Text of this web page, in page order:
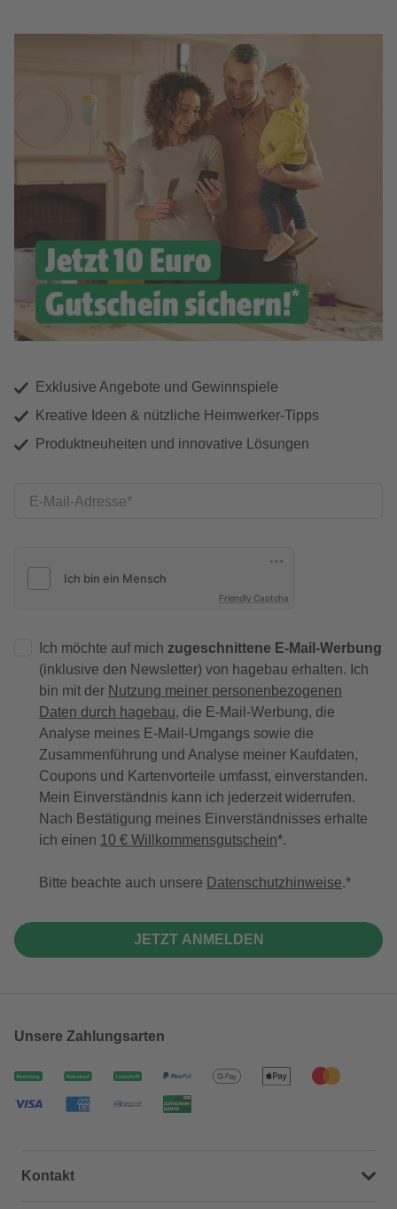
Exklusive Angebote und Gewinnspiele
Kreative Ideen & nützliche Heimwerker-Tipps
Produktneuheiten und innovative Lösungen
E-Mail-Adresse
Friendly Captcha
Ich möchte auf mich zugeschnittene E-Mail-Werbung
(inklusive den Newsletter) von hagebau erhalten. Ich
bin mit der Nutzung meiner personenbezogenen
Daten durch hagebau, die E-Mail-Werbung, die
Analyse meines E-Mail-Umgangs sowie die
Zusammenführung und Analyse meiner Kaufdaten,
Coupons und Kartenvorteile umfasst, einverstanden.
Mein Einverständnis kann ich jederzeit widerrufen.
Nach Bestätigung meines Einverständnisses erhalte
ich einen 10 € Willkommensgutschein*.
Bitte beachte auch unsere Datenschutzhinweise.
JETZT ANMELDEN
Unsere Zahlungsarten
Kontakt